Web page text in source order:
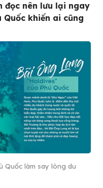
đọc nên lưu lại ngay
khiến ai cũng
Quốc làm say lòng du